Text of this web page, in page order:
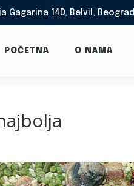
Gagarina 14D, Belvil, Beograd
POČETNA O NAMA